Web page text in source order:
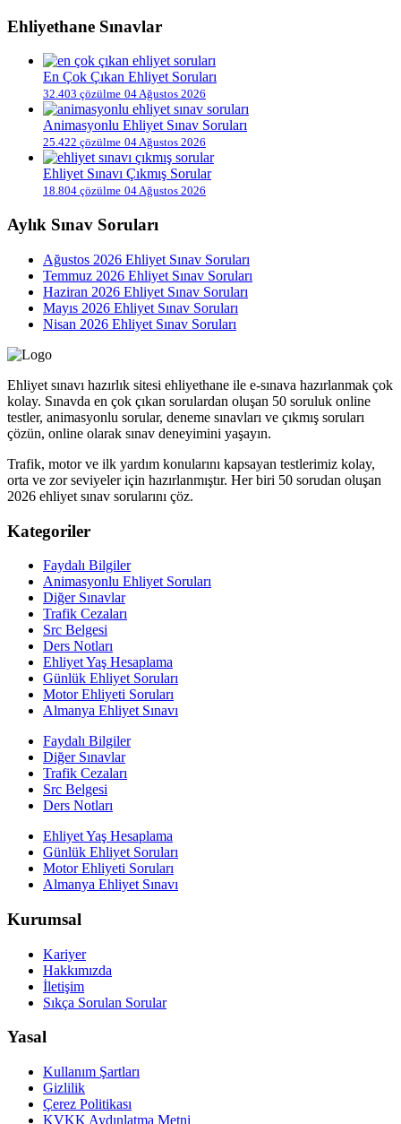
Ehliyethane Sınavlar
En Çok Çıkan Ehliyet Soruları
32.403 çözülme 04 Ağustos 2026
Animasyonlu Ehliyet Sınav Soruları
25.422 çözülme 04 Ağustos 2026
Ehliyet Sınavı Çıkmış Sorular
18.804 çözülme 04 Ağustos 2026
Aylık Sınav Soruları
Ağustos 2026 Ehliyet Sınav Soruları
Temmuz 2026 Ehliyet Sınav Soruları
Haziran 2026 Ehliyet Sınav Soruları
Mayıs 2026 Ehliyet Sınav Soruları
Nisan 2026 Ehliyet Sınav Soruları
Ehliyet sınavı hazırlık sitesi ehliyethane ile e-sınava hazırlanmak çok
kolay. Sınavda en çok çıkan sorulardan oluşan 50 soruluk online
testler, animasyonlu sorular, deneme sınavları ve çıkmış soruları
çözün, online olarak sınav deneyimini yaşayın.
Trafik, motor ve ilk yardım konularını kapsayan testlerimiz kolay,
orta ve zor seviyeler için hazırlanmıştır. Her biri 50 sorudan oluşan
2026 ehliyet sınav sorularını çöz.
Kategoriler
Faydalı Bilgiler
Animasyonlu Ehliyet Soruları
Diğer Sınavlar
Trafik Cezaları
Src Belgesi
Ders Notları
Ehliyet Yaş Hesaplama
Günlük Ehliyet Soruları
Motor Ehliyeti Soruları
Almanya Ehliyet Sınavı
Faydalı Bilgiler
Diğer Sınavlar
Trafik Cezaları
Src Belgesi
Ders Notları
Ehliyet Yaş Hesaplama
Günlük Ehliyet Soruları
Motor Ehliyeti Soruları
Almanya Ehliyet Sınavı
Kurumsal
Kariyer
Hakkımızda
İletişim
Sıkça Sorulan Sorular
Yasal
Kullanım Şartları
Gizlilik
Çerez Politikası
KVKK Aydınlatma Metni